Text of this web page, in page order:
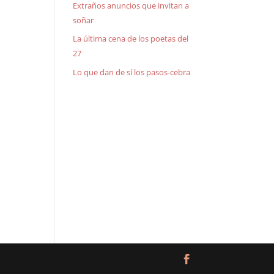
Extraños anuncios que invitan a
soñar
La última cena de los poetas del
27
Lo que dan de sí los pasos-cebra